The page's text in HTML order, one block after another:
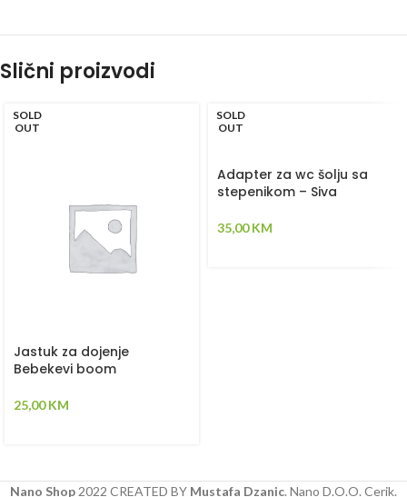
Slični proizvodi
SOLD
OUT
Jastuk za dojenje
Bebekevi boom
25,00KM
SOLD
OUT
Adapter za wc šolju sa
stepenikom – Siva
35,00KM
Nano Shop 2022 CREATED BY Mustafa Dzanic. Nano D.O.O. Cerik.